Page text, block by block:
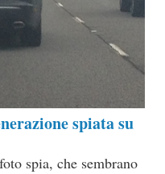
spiata su
spia, che sembrano